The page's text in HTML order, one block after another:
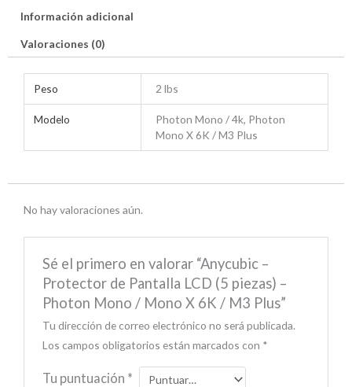
Información adicional
Valoraciones (0)
Peso 2 lbs
Modelo
Photon Mono / 4k, Photon
Mono X 6K / M3 Plus
No hay valoraciones aún.
Sé el primero en valorar “Anycubic –
Protector de Pantalla LCD (5 piezas) –
Photon Mono / Mono X 6K / M3 Plus”
Tu dirección de correo electrónico no será publicada.
Los campos obligatorios están marcados con *
Tu puntuación *